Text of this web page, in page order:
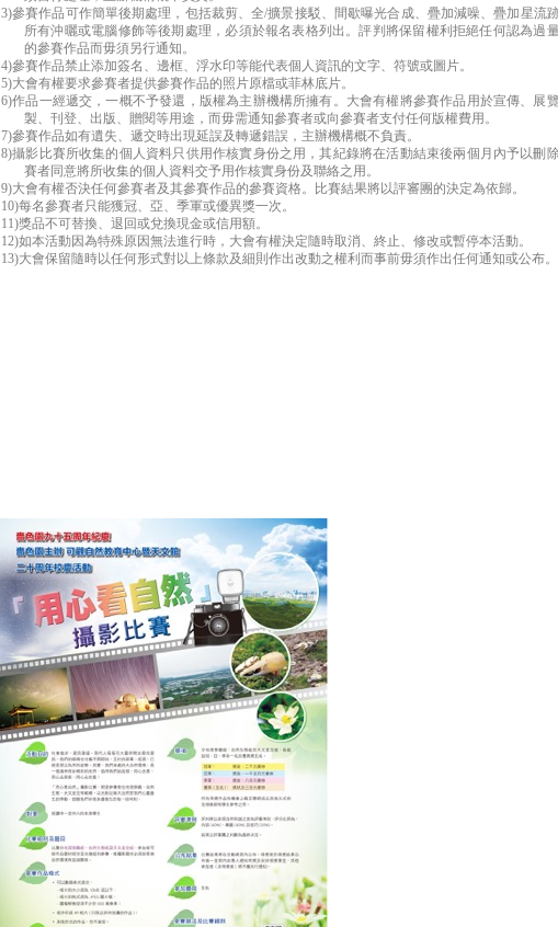
3)參賽作品可作簡單後期處理，包括裁剪、全‭/‬擴景接駁、間歇曝光合成、疊加減噪、疊加星流
所有沖曬或電腦修飾等後期處理，必須於報名表格列出。評判將保留權利拒絕任何認為過
的參賽作品而毋須另行通知。
4)參賽作品禁止添加簽名、邊框、浮水印等能代表個人資訊的文字、符號或圖片。
5)大會有權要求參賽者提供參賽作品的照片原檔或菲林底片。
6)作品一經遞交，一概不予發還，版權為主辦機構所擁有。大會有權將參賽作品用於宣傳、展
製、刊登、出版、贈閱等用途，而毋需通知參賽者或向參賽者支付任何版權費用。
7)參賽作品如有遺失、遞交時出現延誤及轉遞錯誤，主辦機構概不負責。
8)攝影比賽所收集的個人資料只供用作核實身份之用，其紀錄將在活動結束後兩個月內予以刪
賽者同意將所收集的個人資料交予用作核實身份及聯絡之用。
9)大會有權否決任何參賽者及其參賽作品的參賽資格。比賽結果將以評審團的決定為依歸。
10)每名參賽者只能獲冠、亞、季軍或優異獎一次。
11)獎品不可替換、退回或兌換現金或信用額。
12)如本活動因為特殊原因無法進行時，大會有權決定隨時取消、終止、修改或暫停本活動。
13)大會保留隨時以任何形式對以上條款及細則作出改動之權利而事前毋須作出任何通知或公布。